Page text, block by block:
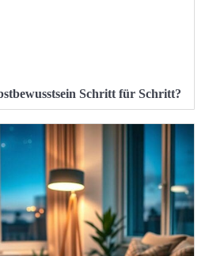
Schritt für Schritt?